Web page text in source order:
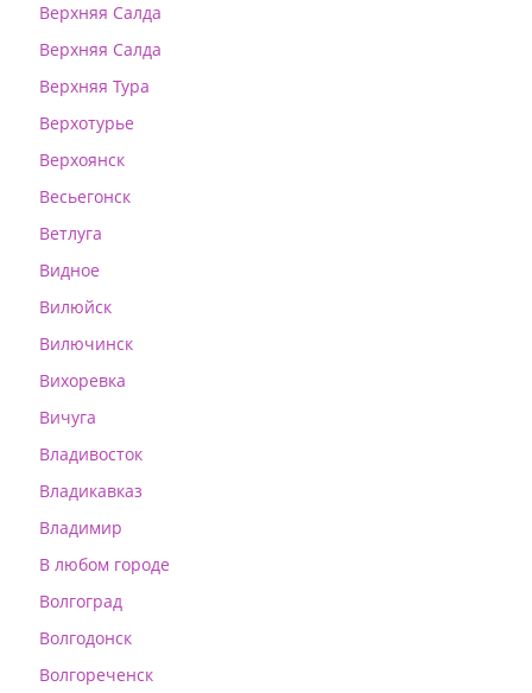
Верхняя Салда
Верхняя Салда
Верхняя Тура
Верхотурье
Верхоянск
Весьегонск
Ветлуга
Видное
Вилюйск
Вилючинск
Вихоревка
Вичуга
Владивосток
Владикавказ
Владимир
В любом городе
Волгоград
Волгодонск
Волгореченск